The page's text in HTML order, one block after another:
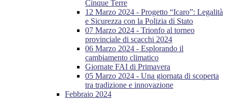
Cinque Terre
12 Marzo 2024 - Progetto “Icaro”: Legalità
e Sicurezza con la Polizia di Stato
07 Marzo 2024 - Trionfo al torneo
provinciale di scacchi 2024
06 Marzo 2024 - Esplorando il
cambiamento climatico
Giornate FAI di Primavera
05 Marzo 2024 - Una giornata di scoperta
tra tradizione e innovazione
Febbraio 2024